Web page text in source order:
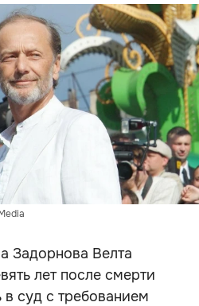
Задорнова Велта
лет после смерти
в суд с требованием